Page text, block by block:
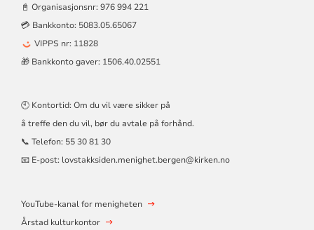
📓 Organisasjonsnr: 976 994 221
💳 Bankkonto: 5083.05.65067
VIPPS nr: 11828
🎁 Bankkonto gaver: 1506.40.02551
🕙 Kontortid: Om du vil være sikker på
å treffe den du vil, bør du avtale på forhånd.
📞 Telefon: 55 30 81 30
📧 E-post: lovstakksiden.menighet.bergen@kirken.no
YouTube-kanal for menigheten
Årstad kulturkontor